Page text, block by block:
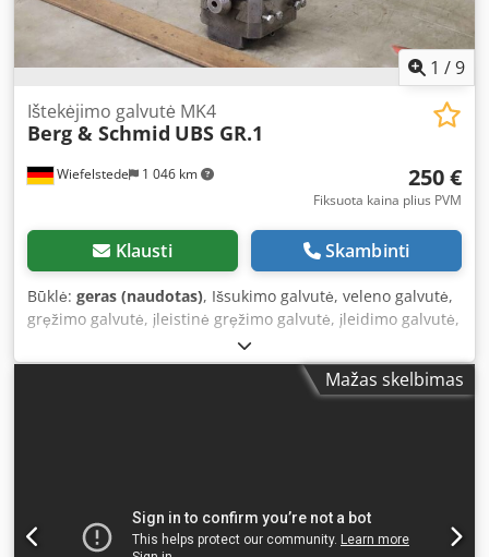
1 /9
Wiefelstede 1 046 km
Ištekėjimo galvutė MK4
Berg & Schmid UBS GR.1
250 €
Fiksuota kaina plius PVM
Klausti Skambinti
Būklė: geras (naudotas), Išsukimo galvutė, veleno galvutė,
gręžimo galvutė, įleistinė gręžimo galvutė, įleidimo galvutė,
veleno gręžimo galvutė, išgręžimo galvutė, veleno įrankis,
plokštuminė ir išsukimo galvutė Vidutinis, plokštuminės ir
išsukimo galvutės tipas Csdpfxjm Dyhms Ai Aorf -Mažas skelbimas